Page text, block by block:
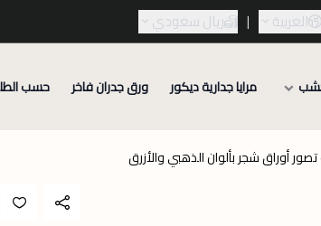
العربية | ريال سعودي
مرايا جدارية ديكور ورق جدران فاخر حسب
أوراق شجر بألوان الذهبي والأزرق